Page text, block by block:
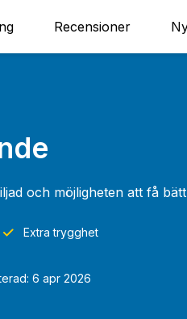
Recensioner
och möjligheten att få
Extra trygghet
6 apr 2026